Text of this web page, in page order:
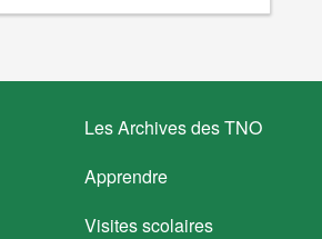
Les Archives des TNO
Apprendre
Visites scolaires